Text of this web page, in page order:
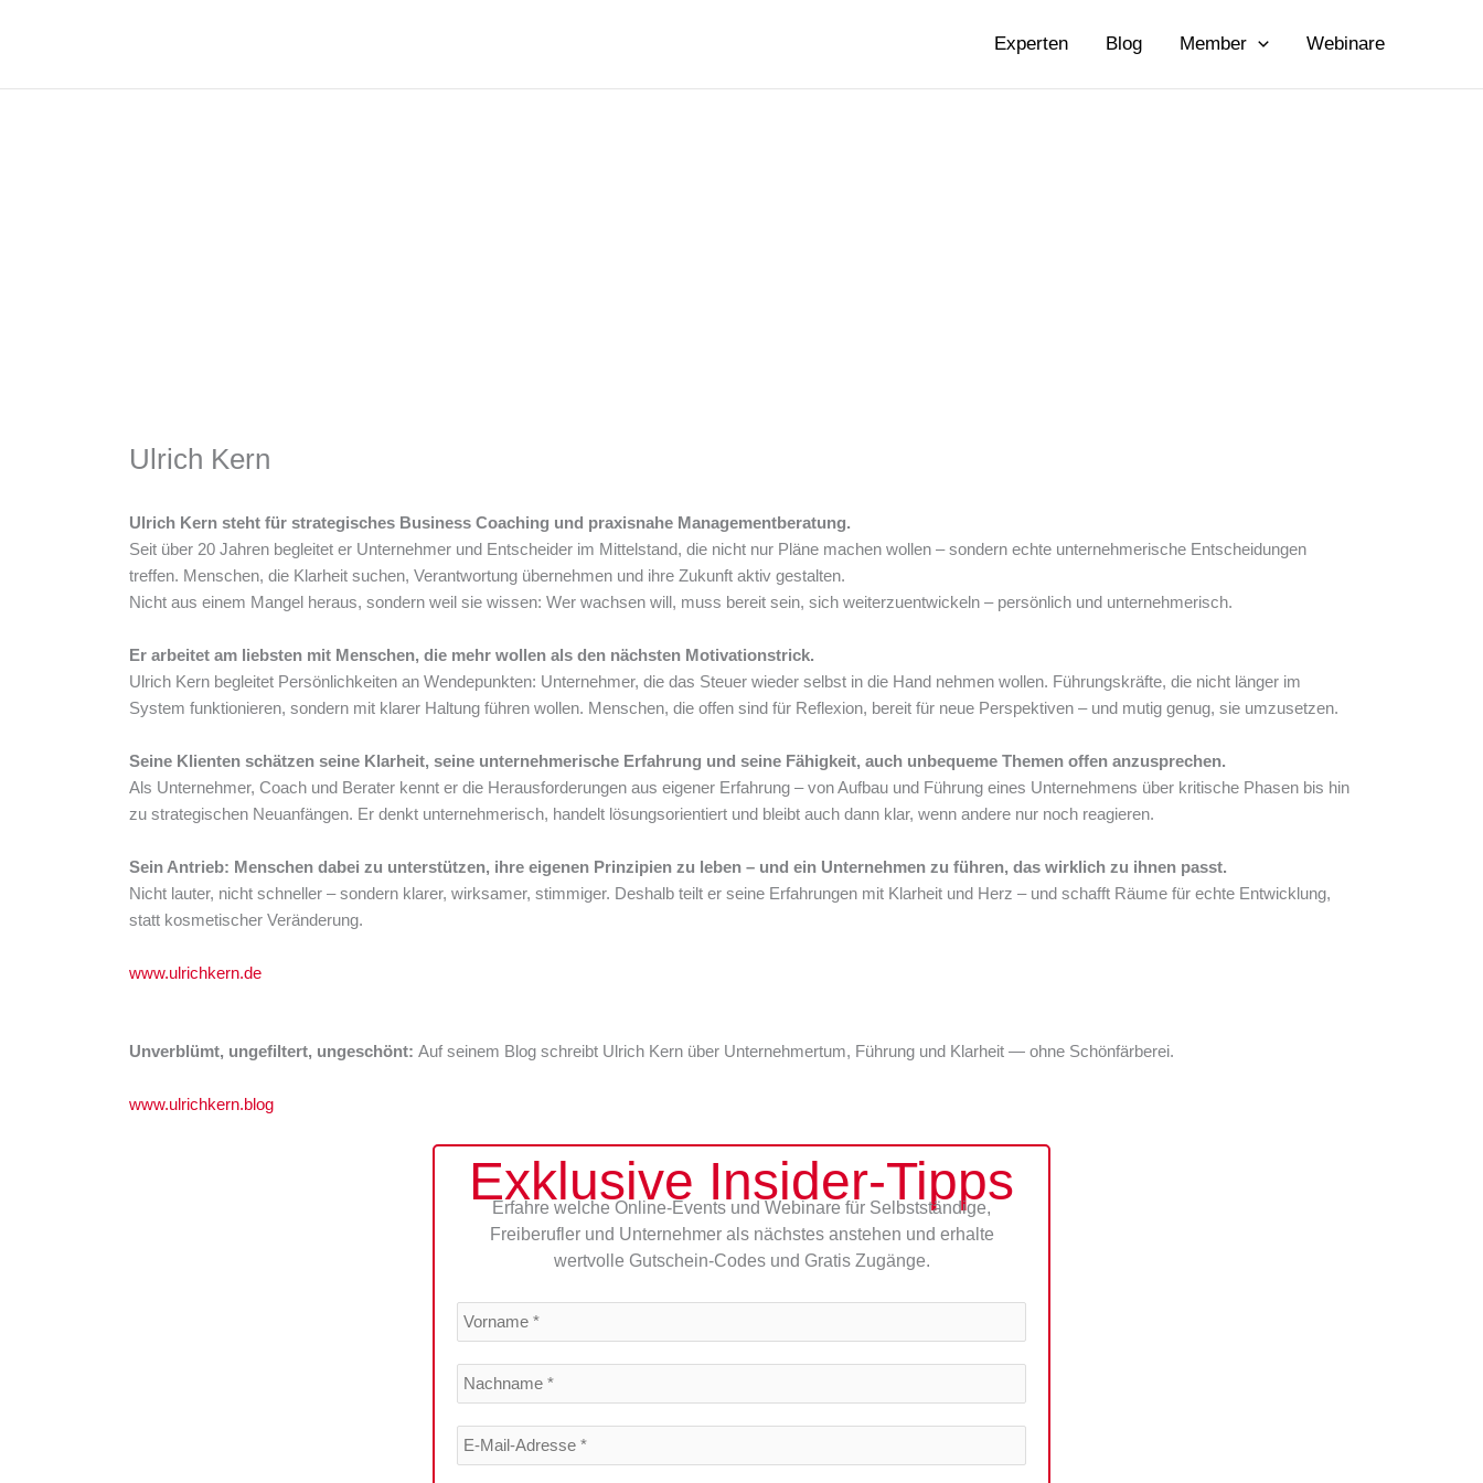
Experten Blog Member Webinare
Ulrich Kern
Ulrich Kern steht für strategisches Business Coaching und praxisnahe Managementberatung.
Seit über 20 Jahren begleitet er Unternehmer und Entscheider im Mittelstand, die nicht nur Pläne machen wollen – sondern echte unternehmerische Entscheidungen
treffen. Menschen, die Klarheit suchen, Verantwortung übernehmen und ihre Zukunft aktiv gestalten.
Nicht aus einem Mangel heraus, sondern weil sie wissen: Wer wachsen will, muss bereit sein, sich weiterzuentwickeln – persönlich und unternehmerisch.
Er arbeitet am liebsten mit Menschen, die mehr wollen als den nächsten Motivationstrick.
Ulrich Kern begleitet Persönlichkeiten an Wendepunkten: Unternehmer, die das Steuer wieder selbst in die Hand nehmen wollen. Führungskräfte, die nicht länger im
System funktionieren, sondern mit klarer Haltung führen wollen. Menschen, die offen sind für Reflexion, bereit für neue Perspektiven – und mutig genug, sie umzusetzen.
Seine Klienten schätzen seine Klarheit, seine unternehmerische Erfahrung und seine Fähigkeit, auch unbequeme Themen offen anzusprechen.
Als Unternehmer, Coach und Berater kennt er die Herausforderungen aus eigener Erfahrung – von Aufbau und Führung eines Unternehmens über kritische Phasen bis hin
zu strategischen Neuanfängen. Er denkt unternehmerisch, handelt lösungsorientiert und bleibt auch dann klar, wenn andere nur noch reagieren.
Sein Antrieb: Menschen dabei zu unterstützen, ihre eigenen Prinzipien zu leben – und ein Unternehmen zu führen, das wirklich zu ihnen passt.
Nicht lauter, nicht schneller – sondern klarer, wirksamer, stimmiger. Deshalb teilt er seine Erfahrungen mit Klarheit und Herz – und schafft Räume für echte Entwicklung,
statt kosmetischer Veränderung.
www.ulrichkern.de
Unverblümt, ungefiltert, ungeschönt: Auf seinem Blog schreibt Ulrich Kern über Unternehmertum, Führung und Klarheit — ohne Schönfärberei.
www.ulrichkern.blog
Exklusive Insider-Tipps
Erfahre welche Online-Events und Webinare für Selbstständige,
Freiberufler und Unternehmer als nächstes anstehen und erhalte
wertvolle Gutschein-Codes und Gratis Zugänge.